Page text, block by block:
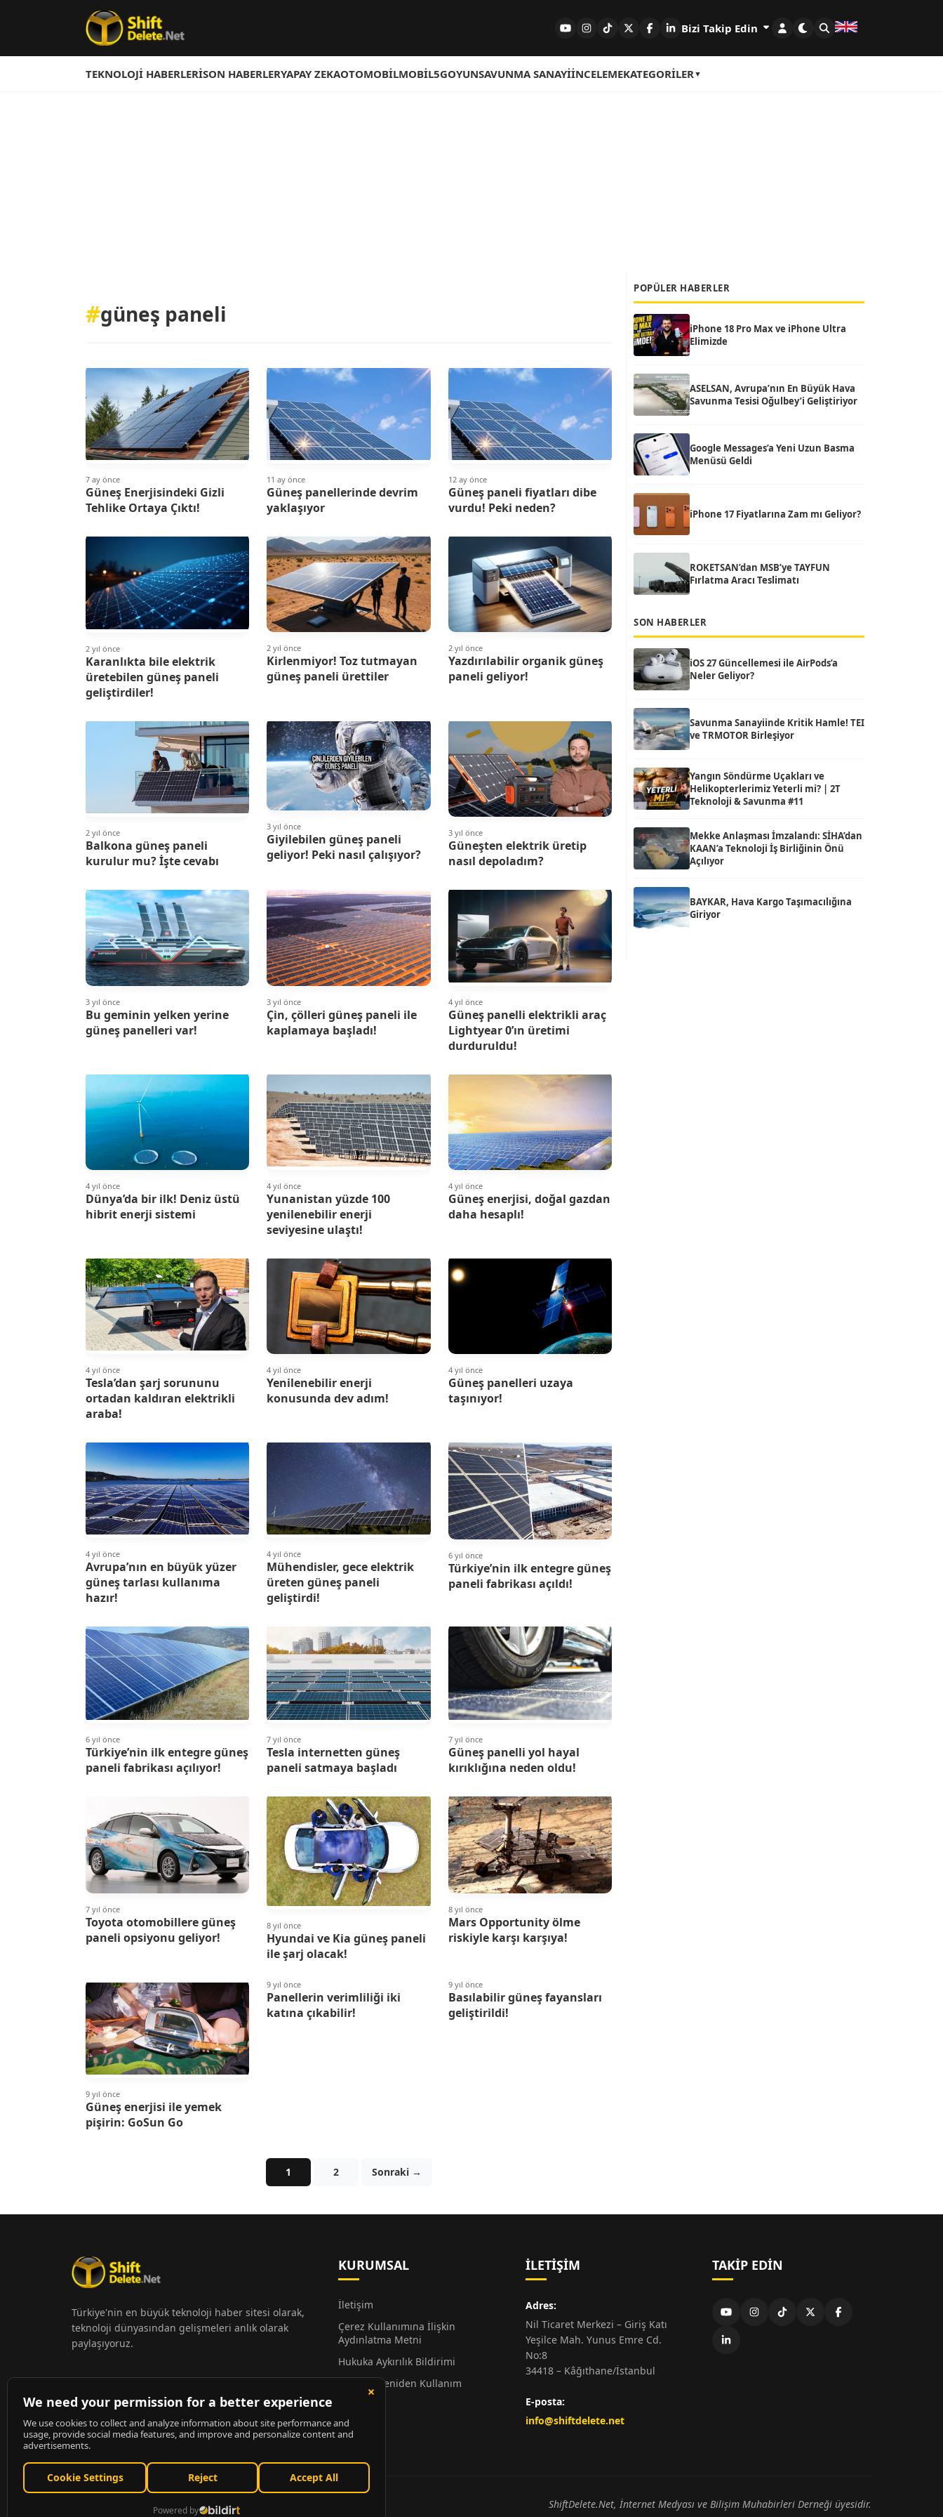
Bizi Takip Edin
TEKNOLOJI HABERLERISON HABERLERYAPAY ZEKAOTOMOBILMOBIL5GOYUNSAVUNMA SANAYIİNCELEMEKATEGORILER
#güneş paneli
7 ay önce
Güneş Enerjisindeki Gizli
Tehlike Ortaya Çıktı!
11 ay önce
Güneş panellerinde devrim
yaklaşıyor
12 ay önce
Güneş paneli fiyatları dibe
vurdu! Peki neden?
2 yıl önce
Karanlıkta bile elektrik
üretebilen güneş paneli
geliştirdiler!
2 yıl önce
Kirlenmiyor! Toz tutmayan
güneş paneli ürettiler
2 yıl önce
Yazdırılabilir organik güneş
paneli geliyor!
2 yıl önce
Balkona güneş paneli
kurulur mu? İşte cevabı
3 yıl önce
Giyilebilen güneş paneli
geliyor! Peki nasıl çalışıyor?
3 yıl önce
Güneşten elektrik üretip
nasıl depoladım?
3 yıl önce
Bu geminin yelken yerine
güneş panelleri var!
3 yıl önce
Çin, çölleri güneş paneli ile
kaplamaya başladı!
4 yıl önce
Güneş panelli elektrikli araç
Lightyear 0’ın üretimi
durduruldu!
4 yıl önce
Dünya’da bir ilk! Deniz üstü
hibrit enerji sistemi
4 yıl önce
Yunanistan yüzde 100
yenilenebilir enerji
seviyesine ulaştı!
4 yıl önce
Güneş enerjisi, doğal gazdan
daha hesaplı!
4 yıl önce
Tesla’dan şarj sorununu
ortadan kaldıran elektrikli
araba!
4 yıl önce
Yenilenebilir enerji
konusunda dev adım!
4 yıl önce
Güneş panelleri uzaya
taşınıyor!
4 yıl önce
Avrupa’nın en büyük yüzer
güneş tarlası kullanıma
hazır!
4 yıl önce
Mühendisler, gece elektrik
üreten güneş paneli
geliştirdi!
6 yıl önce
Türkiye’nin ilk entegre güneş
paneli fabrikası açıldı!
6 yıl önce
Türkiye’nin ilk entegre güneş
paneli fabrikası açılıyor!
7 yıl önce
Tesla internetten güneş
paneli satmaya başladı
7 yıl önce
Güneş panelli yol hayal
kırıklığına neden oldu!
7 yıl önce
Toyota otomobillere güneş
paneli opsiyonu geliyor!
8 yıl önce
Hyundai ve Kia güneş paneli
ile şarj olacak!
8 yıl önce
Mars Opportunity ölme
riskiyle karşı karşıya!
9 yıl önce
Güneş enerjisi ile yemek
pişirin: GoSun Go
9 yıl önce
Panellerin verimliliği iki
katına çıkabilir!
9 yıl önce
Basılabilir güneş fayansları
geliştirildi!
1 2 Sonraki →
POPÜLER HABERLER
iPhone 18 Pro Max ve iPhone Ultra
Elimizde
ASELSAN, Avrupa’nın En Büyük Hava
Savunma Tesisi Oğulbey’i Geliştiriyor
Google Messages’a Yeni Uzun Basma
Menüsü Geldi
iPhone 17 Fiyatlarına Zam mı Geliyor?
ROKETSAN’dan MSB’ye TAYFUN
Fırlatma Aracı Teslimatı
SON HABERLER
iOS 27 Güncellemesi ile AirPods’a
Neler Geliyor?
Savunma Sanayiinde Kritik Hamle! TEI
ve TRMOTOR Birleşiyor
Yangın Söndürme Uçakları ve
Helikopterlerimiz Yeterli mi? | 2T
Teknoloji & Savunma #11
Mekke Anlaşması İmzalandı: SİHA’dan
KAAN’a Teknoloji İş Birliğinin Önü
Açılıyor
BAYKAR, Hava Kargo Taşımacılığına
Giriyor
Türkiye'nin en büyük teknoloji haber sitesi olarak,
teknoloji dünyasından gelişmeleri anlık olarak
paylaşıyoruz.
KURUMSAL
İletişim
Çerez Kullanımına İlişkin
Aydınlatma Metni
Hukuka Aykırılık Bildirimi
Alıntı ve Yeniden Kullanım
Hakkında
Künye
İLETIŞIM
Adres:
Nil Ticaret Merkezi – Giriş Katı
Yeşilce Mah. Yunus Emre Cd.
No:8
34418 – Kâğıthane/İstanbul
E-posta:
info@shiftdelete.net
TAKIP EDIN
ShiftDelete.Net - Tüm hakları saklıdır. ShiftDelete.Net, İnternet Medyası ve Bilişim Muhabirleri Derneği üyesidir.